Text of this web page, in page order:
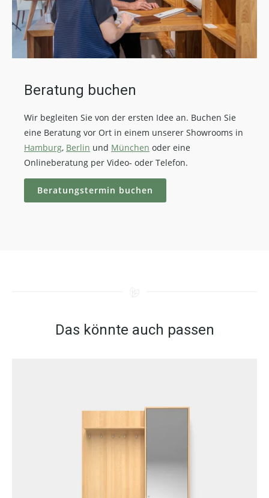
Beratung buchen
Wir begleiten Sie von der ersten Idee an. Buchen Sie
eine Beratung vor Ort in einem unserer Showrooms in
Hamburg, Berlin und München oder eine
Onlineberatung per Video- oder Telefon.
Beratungstermin buchen
Das könnte auch passen